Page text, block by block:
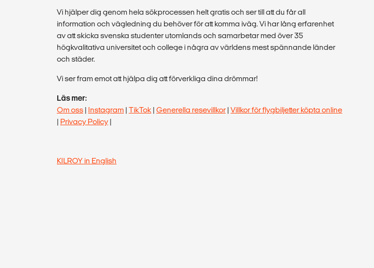
Vi hjälper dig genom hela sökprocessen helt gratis och ser till att du får all
information och vägledning du behöver för att komma iväg. Vi har lång erfarenhet
av att skicka svenska studenter utomlands och samarbetar med över 35
högkvalitativa universitet och college i några av världens mest spännande länder
och städer.
Vi ser fram emot att hjälpa dig att förverkliga dina drömmar!
Läs mer:
Om oss | Instagram | TikTok | Generella resevillkor | Villkor för flygbiljetter köpta online
| Privacy Policy |
KILROY in English